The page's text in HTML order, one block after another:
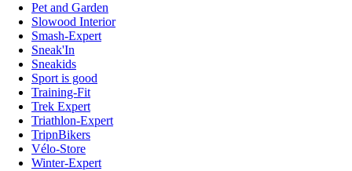
Pet and Garden
Slowood Interior
Smash-Expert
Sneak'In
Sneakids
Sport is good
Training-Fit
Trek Expert
Triathlon-Expert
TripnBikers
Vélo-Store
Winter-Expert